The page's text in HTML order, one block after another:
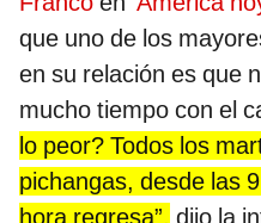
que uno de los
en su relación es que
mucho tiempo con el
lo peor? Todos los
pichangas, desde las